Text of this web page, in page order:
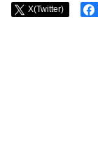
X(Twitter)